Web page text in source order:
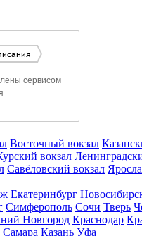
Восточный вокзал
вокзал
Савёловский вокзал
Екатеринбург
Симферополь Сочи Тверь
Новгород Краснодар
Самара Казань Уфа